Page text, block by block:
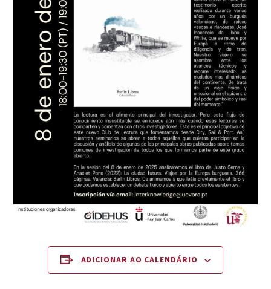
ADICIONAR AO CALENDÁRIO